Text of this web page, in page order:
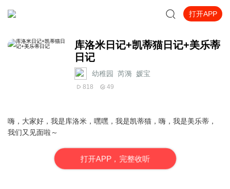
打开APP
库洛米日记+凯蒂猫日记+美乐蒂
日记
幼稚园_芮漪_媛宝
818 49
嗨，大家好，我是库洛米，嘿嘿，我是凯蒂猫，嗨，我是美乐蒂，
我们又见面啦～
打开APP，完整收听